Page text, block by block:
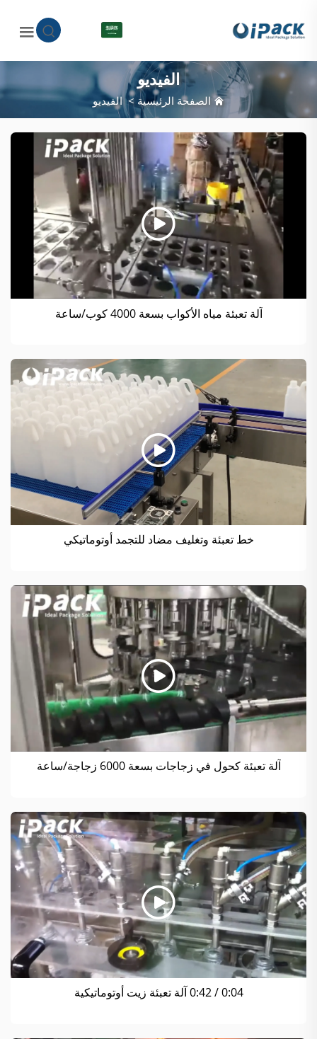
الفيديو
الصفحة الرئيسية >الفيديو
آلة تعبئة مياه الأكواب بسعة 4000 كوب/ساعة
خط تعبئة وتغليف مضاد للتجمد أوتوماتيكي
آلة تعبئة كحول في زجاجات بسعة 6000 زجاجة/ساعة
0:04 / 0:42 آلة تعبئة زيت أوتوماتيكية